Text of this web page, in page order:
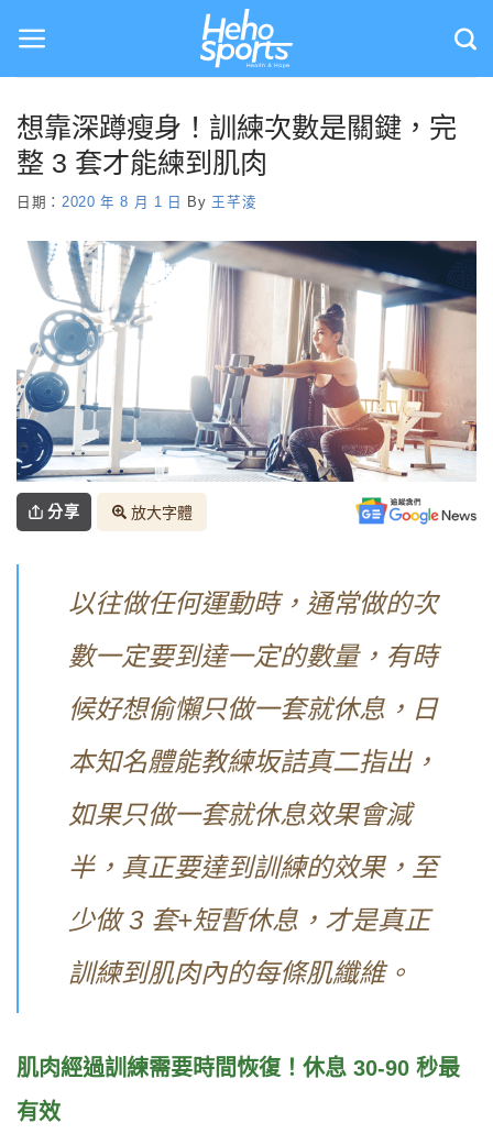
content
想靠深蹲瘦身！訓練次數是關鍵，完
整 3 套才能練到肌肉
日期： 2020 年 8 月 1 日 By 王芊淩
分享 放大字體
以往做任何運動時，通常做的次
數一定要到達一定的數量，有時
候好想偷懶只做一套就休息，日
本知名體能教練坂詰真二指出，
如果只做一套就休息效果會減
半，真正要達到訓練的效果，至
少做3 套+短暫休息，才是真正
訓練到肌肉內的每條肌纖維。
肌肉經過訓練需要時間恢復！休息 30-90 秒最
有效